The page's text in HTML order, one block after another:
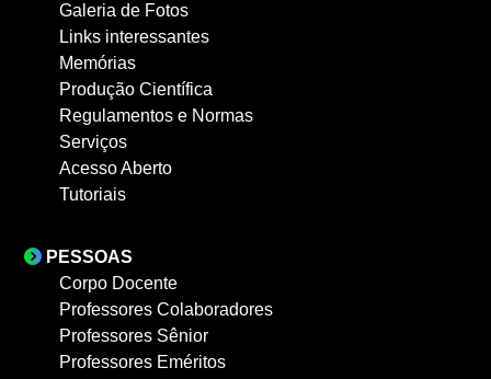
Galeria de Fotos
Links interessantes
Memórias
Produção Científica
Regulamentos e Normas
Serviços
Acesso Aberto
Tutoriais
PESSOAS
Corpo Docente
Professores Colaboradores
Professores Sênior
Professores Eméritos